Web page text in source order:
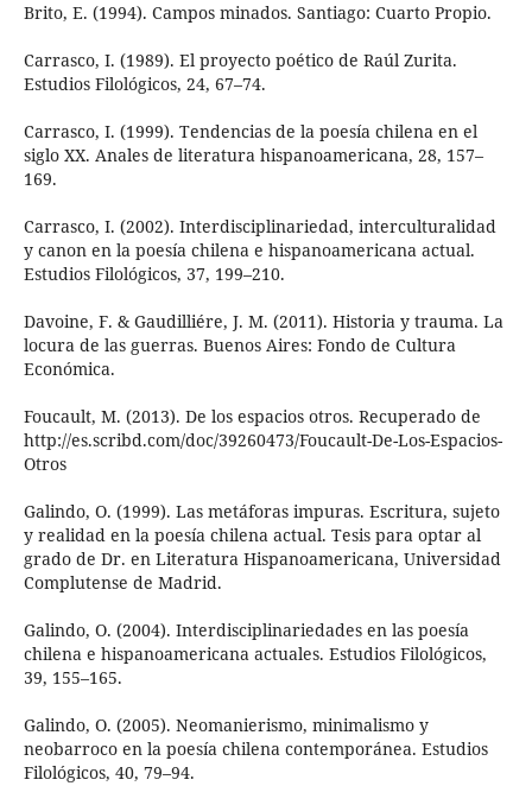
Brito, E. (1994). Campos minados. Santiago: Cuarto Propio.
Carrasco, I. (1989). El proyecto poético de Raúl Zurita.
Estudios Filológicos, 24, 67–74.
Carrasco, I. (1999). Tendencias de la poesía chilena en el
siglo XX. Anales de literatura hispanoamericana, 28, 157–
169.
Carrasco, I. (2002). Interdisciplinariedad, interculturalidad
y canon en la poesía chilena e hispanoamericana actual.
Estudios Filológicos, 37, 199–210.
Davoine, F. & Gaudilliére, J. M. (2011). Historia y trauma. La
locura de las guerras. Buenos Aires: Fondo de Cultura
Económica.
Foucault, M. (2013). De los espacios otros. Recuperado de
http://es.scribd.com/doc/39260473/Foucault-De-Los-Espacios-
Otros
Galindo, O. (1999). Las metáforas impuras. Escritura, sujeto
y realidad en la poesía chilena actual. Tesis para optar al
grado de Dr. en Literatura Hispanoamericana, Universidad
Complutense de Madrid.
Galindo, O. (2004). Interdisciplinariedades en las poesía
chilena e hispanoamericana actuales. Estudios Filológicos,
39, 155–165.
Galindo, O. (2005). Neomanierismo, minimalismo y
neobarroco en la poesía chilena contemporánea. Estudios
Filológicos, 40, 79–94.